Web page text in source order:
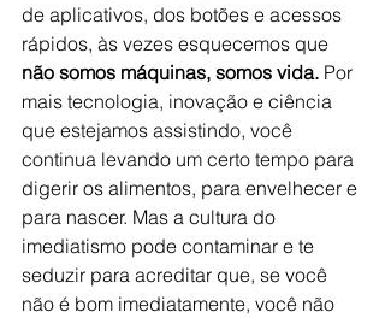
de aplicativos, dos botões e acessos
rápidos, às vezes esquecemos que
não somos máquinas, somos vida. Por
mais tecnologia, inovação e ciência
que estejamos assistindo, você
continua levando um certo tempo para
digerir os alimentos, para envelhecer e
para nascer. Mas a cultura do
imediatismo pode contaminar e te
seduzir para acreditar que, se você
não é bom imediatamente, você não